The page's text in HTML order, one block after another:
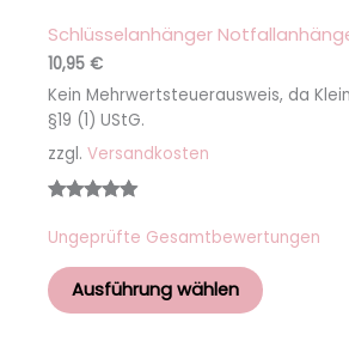
Schlüsselanhänger
10,95 €
Kein Mehrwertsteuerausweis, da
§19 (1) UStG.
zzgl. Versandkosten
mit5.00
von 5,
basierend
Ungeprüfte Gesamtbewertungen
Ausführung wählen